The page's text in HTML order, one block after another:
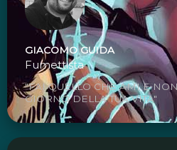
GIACOMO GUIDA
Fumettista
"FAI QUELLO CHE AMI E
GIORNO DELLA TUA VITA"